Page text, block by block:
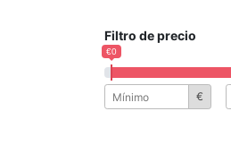
Filtro de precio
€0
€